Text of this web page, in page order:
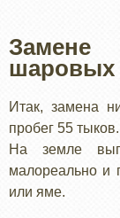
шаровых
Итак, замена
пробег 55 тыков.
На земле
малореально и
или яме.